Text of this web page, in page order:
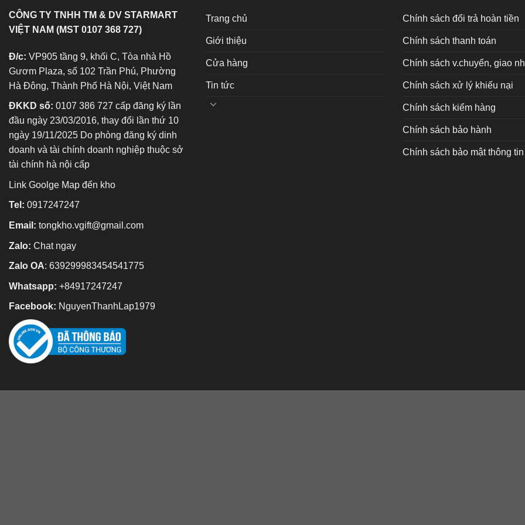
CÔNG TY TNHH TM & DV STARMART
VIỆT NAM (MST 0107 368 727)
Đ/c: VP905 tầng 9, khối C, Tòa nhà Hồ
Gươm Plaza, số 102 Trần Phú, Phường
Hà Đông, Thành Phố Hà Nội, Việt Nam
ĐKKD số: 0107 386 727 cấp đăng ký lần
đầu ngày 23/03/2016, thay đổi lần thứ 10
ngày 19/11/2025 Do phòng đăng ký dinh
doanh và tài chính doanh nghiệp thuộc sở
tài chính hà nội cấp
Link Goolge Map đến kho
Tel: 0917247247
Email: tongkho.vgift@gmail.com
Zalo: Chat ngay
Zalo OA: 639299983454541775
Whatsapp: +84917247247
Facebook: NguyenThanhLap1979
Trang chủ
Giới thiệu
Cửa hàng
Tin tức
Chính sách đổi trả hoàn tiền
Chính sách thanh toán
Chính sách v.chuyển, giao
Chính sách xử lý khiếu nại
Chính sách kiểm hàng
Chính sách bảo hành
Chính sách bảo mật thông tin